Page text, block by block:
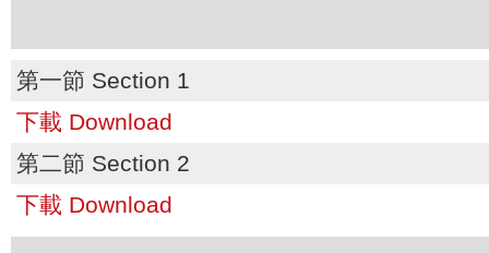
第一節 Section 1
下載 Download
第二節 Section 2
下載 Download